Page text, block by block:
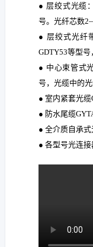
● 层绞式光缆
号。光纤芯数
● 层绞式光纤
GDTY53等型
● 中心束管式
号，光缆中的
● 室内紧套光缆
● 防水尾缆
● 全介质自承式
● 各型号光连